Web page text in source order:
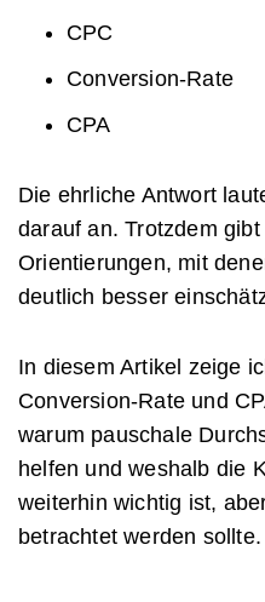
CPC
Conversion-Rate
CPA
Die ehrliche Antwort
darauf an. Trotzdem
Orientierungen, mit
deutlich besser
In diesem Artikel zeige
Conversion-Rate und
warum pauschale
helfen und weshalb die
weiterhin wichtig ist,
betrachtet werden sollte.